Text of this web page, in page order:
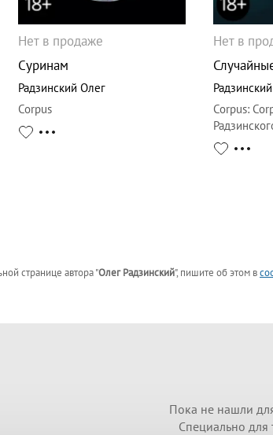
Нет в продаже
Суринам
Радзинский Олег
Corpus
Нет в
Corpus:
странице автора "Олег Радзинский", пишите об этом в
Пока не нашли
Специально